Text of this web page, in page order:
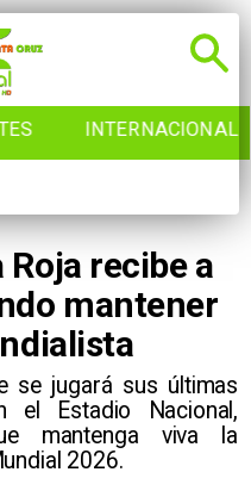
INTERNACIONAL
Roja recibe a
mantener
se jugará sus últimas
el Estadio Nacional,
mantenga viva la
2026.